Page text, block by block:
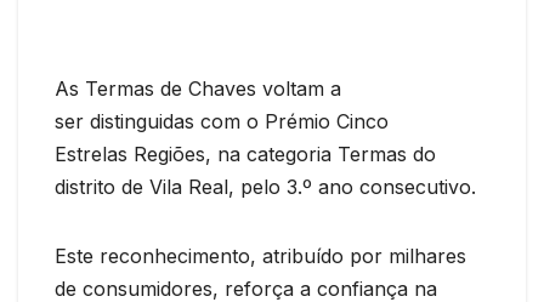
As Termas de Chaves voltam a
ser distinguidas com o Prémio Cinco
Estrelas Regiões, na categoria Termas do
distrito de Vila Real, pelo 3.º ano consecutivo.
Este reconhecimento, atribuído por milhares
de consumidores, reforça a confiança na